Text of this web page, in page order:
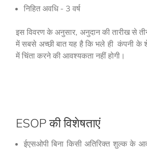
निहित अवधि - 3 वर्ष
इस विवरण के अनुसार, अनुदान की तारीख से
में सबसे अच्छी बात यह है कि भले ही कंपनी के
में चिंता करने की आवश्यकता नहीं होगी।
ESOP की विशेषताएं
ईएसओपी बिना किसी अतिरिक्त शुल्क के